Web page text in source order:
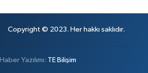
Copyright © 2023. Her hakkı saklıdır.
Haber Yazılımı: TE Bilişim